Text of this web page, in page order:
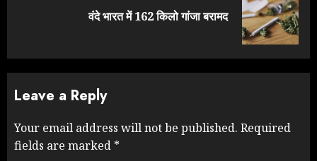
वंदे भारत में 162 किलो गांजा बरामद
Leave a Reply
Your email address will not be published. Required
fields are marked *